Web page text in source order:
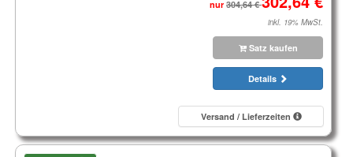
nur
inkl. 19% MwSt.
Satz kaufen
Details
Versand / Lieferzeiten